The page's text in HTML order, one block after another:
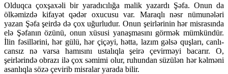
Olduqca çoxşaxəli bir yaradıcılığa malik yazardı Şəfa. Onun da
ölkəmizdə kifayət qədər oxucusu var. Maraqlı nəsr nümunələri
yazan Şəfa şeirdə də çox uğurludur. Onun şeirlərinin hər misrasında
elə Şəfanın özünü, onun xüsusi yanaşmasını görmək mümkündür.
İlin fəsillərini, hər gülü, hər çiçəyi, hətta, lazım gəlsə quşları, canlı-
cansız nə varsa hamısını ustalıqla şeirə çevirməyi bacarır. O,
şeirlərində obrazı ilə çox səmimi olur, ruhundan süzülən hər kəlməni
asanlıqla sözə çevirib misralar yarada bilir.